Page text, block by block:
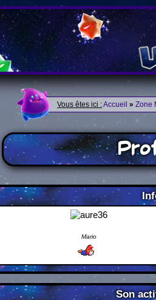
Vous êtes ici :Accueil » Zone
Mario
Son